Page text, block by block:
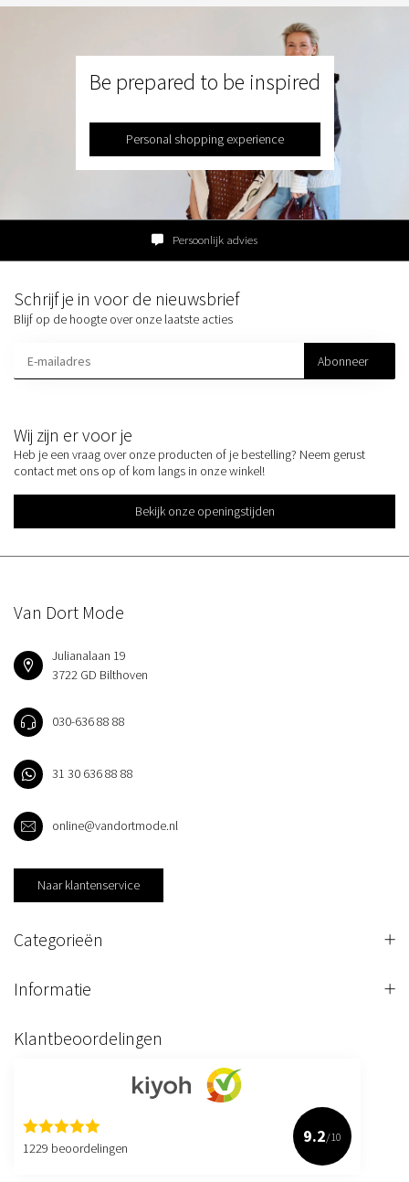
Be prepared to be inspired
Personal shopping experience
Persoonlijk advies
Wij zijn er voor je
Heb je een vraag over onze producten of je bestelling? Neem gerust
contact met ons op of kom langs in onze winkel!
Bekijk onze openingstijden
Schrijf je in voor de nieuwsbrief
Blijf op de hoogte over onze laatste acties
Abonneer
Van Dort Mode
Julianalaan 19
3722 GD Bilthoven
030-636 88 88
31 30 636 88 88
online@vandortmode.nl
Naar klantenservice
Categorieën
Informatie
Klantbeoordelingen
1229 beoordelingen
9.2/10